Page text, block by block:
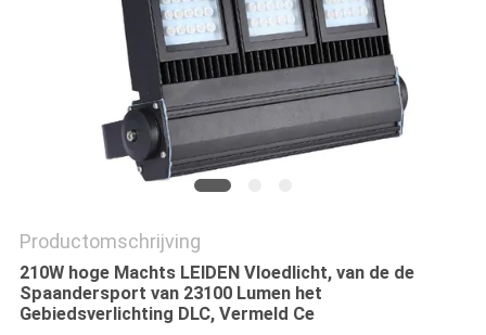
Productomschrijving
210W hoge Machts LEIDEN Vloedlicht, van de de
Spaandersport van 23100 Lumen het
Gebiedsverlichting DLC, Vermeld Ce